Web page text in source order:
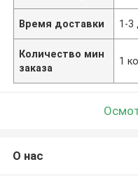
Время доставки 1-3
Количество мин
заказа
1
О нас